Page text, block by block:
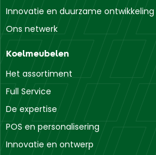
Innovatie en duurzame ontwikkeling
Ons netwerk
Koelmeubelen
Het assortiment
Full Service
De expertise
POS en personalisering
Innovatie en ontwerp